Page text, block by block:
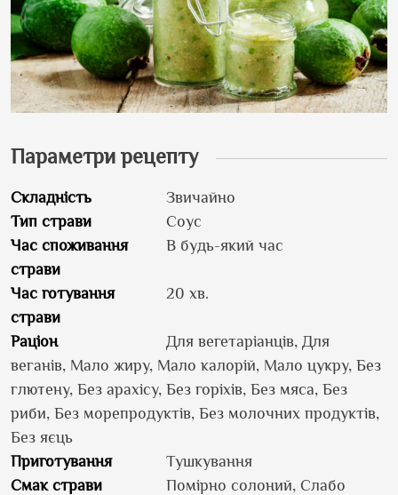
Параметри рецепту
Складність
Звичайно
Тип страви
Соус
Час споживання
страви
В будь-який час
Час готування
страви
20 хв.
Раціон
Для вегетаріанців, Для
веганів, Мало жиру, Мало калорій, Мало цукру, Без
глютену, Без арахісу, Без горіхів, Без мяса, Без
риби, Без морепродуктів, Без молочних продуктів,
Без яєць
Приготування
Тушкування
Смак страви
Помірно солоний, Слабо